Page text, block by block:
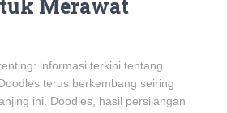
Merawat
informasi terkini tentang
terus berkembang seiring
ini. Doodles, hasil persilangan